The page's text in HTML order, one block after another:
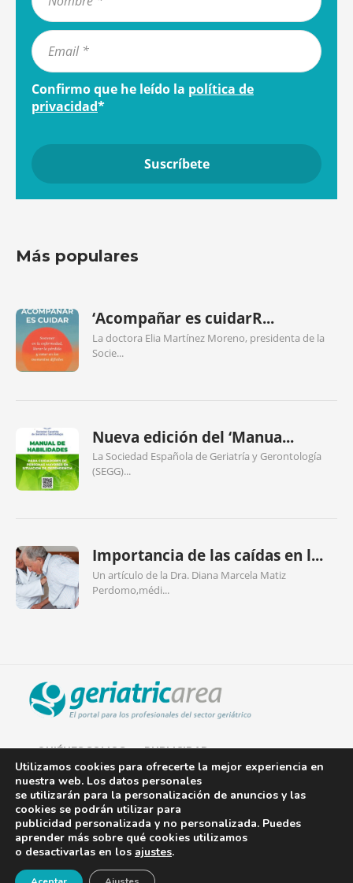
Confirmo que he leído la política de
privacidad*
Más populares
‘Acompañar es cuidarR...
La doctora Elia Martínez Moreno, presidenta de la
Socie...
Nueva edición del ‘Manua...
La Sociedad Española de Geriatría y Gerontología
(SEGG)...
Importancia de las caídas en l...
Un artículo de la Dra. Diana Marcela Matiz
Perdomo,médi...
QUIÉNES SOMOS PUBLICIDAD
AVISO LEGAL
POLÍTICA DE COOKIES
POLÍTICA DE PRIVACIDAD
CONTACTO¡Newsletter!
Utilizamos cookies para ofrecerte la mejor experiencia en
nuestra web. Los datos personales
se utilizarán para la personalización de anuncios y las
cookies se podrán utilizar para
publicidad personalizada y no personalizada. Puedes
aprender más sobre qué cookies utilizamos
o desactivarlas en los ajustes.